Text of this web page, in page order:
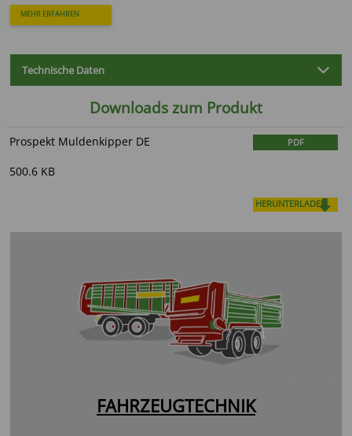
MEHR ERFAHREN
Technische Daten
Downloads zum Produkt
Prospekt Muldenkipper DE PDF
500.6 KB
HERUNTERLADEN
FAHRZEUGTECHNIK